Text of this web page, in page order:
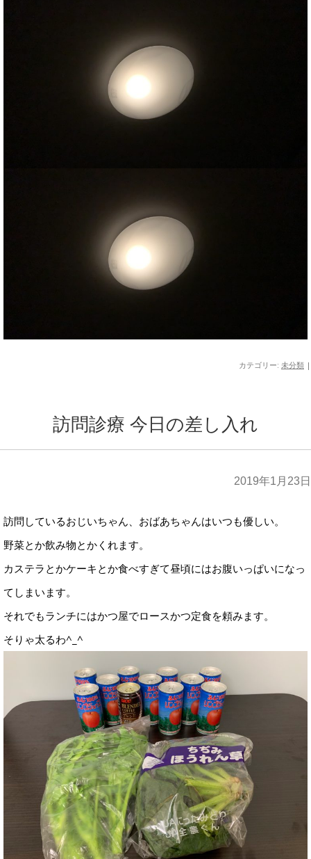
カテゴリー: 未分類 |
訪問診療 今日の差し入れ
2019年1月23日
訪問しているおじいちゃん、おばあちゃんはいつも優しい。
野菜とか飲み物とかくれます。
カステラとかケーキとか食べすぎて昼頃にはお腹いっぱいになっ
てしまいます。
それでもランチにはかつ屋でロースかつ定食を頼みます。
そりゃ太るわ^_^